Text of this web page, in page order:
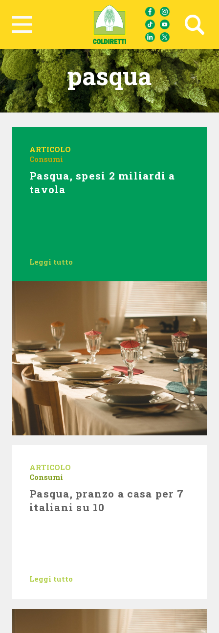
Ricerca avanzata
pasqua
ARTICOLO
Consumi
Pasqua, spesi 2 miliardi a
tavola
Leggi tutto
ARTICOLO
Consumi
Pasqua, pranzo a casa per 7
italiani su 10
Leggi tutto